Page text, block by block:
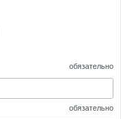
обязательно
обязательно